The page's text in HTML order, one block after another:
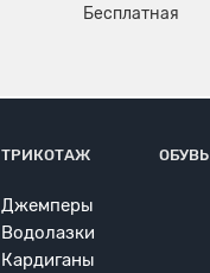
ТРИКОТАЖ
Джемперы
Водолазки
Кардиганы
ОБУВЬ